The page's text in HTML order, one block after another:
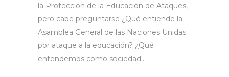
la Protección de la Educación de Ataques,
pero cabe preguntarse ¿Qué entiende la
Asamblea General de las Naciones Unidas
por ataque a la educación? ¿Qué
entendemos como sociedad...